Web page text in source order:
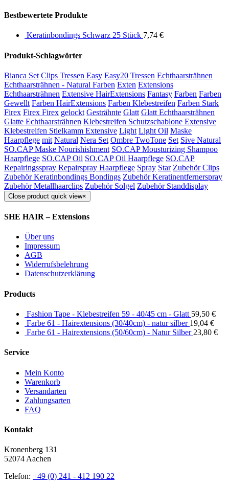
Bestbewertete Produkte
Keratinbondings Schwarz 25 Stück 7,74 €
Produkt-Schlagwörter
Bianca Set Clips Tressen Easy Easy20 Tressen Echthaarsträhnen
Echthaarsträhnen - Natural Farben Exten Extensions
Echthaarsträhnen Extensive HairExtensions Fantasy Farben Farben
Gewellt Farben HairExtensions Farben Klebestreifen Farben Stark
Firex Firex Firex gelockt Gesträhnte Glatt Glatt Echthaarsträhnen
Glatte Echthaarsträhnen Klebestreifen Schutzschablone Extensive
Klebestreifen Stielkamm Extensive Light Light Oil Maske
Haarpflege mit Natural Nera Set Ombre TwoTone Set Sive Natural
SO.CAP Maske Nourishishment SO.CAP Mousturizing Shampoo
Haarpflege SO.CAP Oil SO.CAP Oil Haarpflege SO.CAP
Repairingsspray Repairspray Haarpflege Spray Star Zubehör Clips
Zubehör Keratinbondings Bondings Zubehör Keratinentfernerspray
Zubehör Metallhaarclips Zubehör Solgel Zubehör Standdisplay
Close product quick view×
SHE HAIR – Extensions
Über uns
Impressum
AGB
Widerrufsbelehrung
Datenschutzerklärung
Products
Fashion Tape - Klebestreifen 59 - 40/45 cm - Glatt 59,50 €
Farbe 61 - Hairextensions (30/40cm) - natur silber 19,04 €
Farbe 61 - Hairextensions (50/60cm) - Natur Silber 23,80 €
Service
Mein Konto
Warenkorb
Versandarten
Zahlungsarten
FAQ
Kontakt
Kronenberg 131
52074 Aachen
Telefon: +49 (0) 241 - 412 190 22